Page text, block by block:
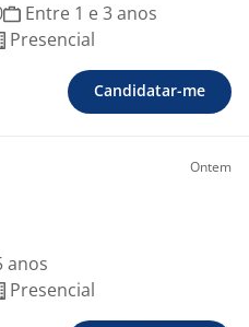
Entre 1 e 3 anos
Presencial
Candidatar-me
Ontem
anos
Presencial